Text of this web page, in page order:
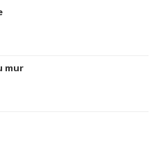
mur